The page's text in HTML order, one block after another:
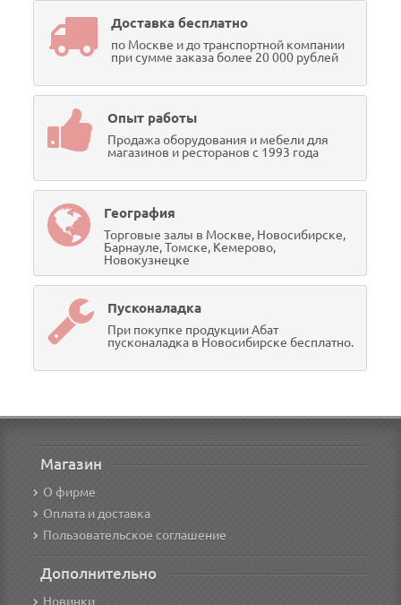
Доставка бесплатно
по Москве и до транспортной компании
при сумме заказа более 20 000 рублей
Опыт работы
Продажа оборудования и мебели для
магазинов и ресторанов с 1993 года
География
Торговые залы в Москве, Новосибирске,
Барнауле, Томске, Кемерово,
Новокузнецке
Пусконаладка
При покупке продукции Абат
пусконаладка в Новосибирске бесплатно.
Магазин
О фирме
Оплата и доставка
Пользовательское соглашение
Дополнительно
Новинки